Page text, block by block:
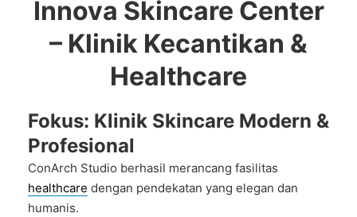
Innova Skincare Center
– Klinik Kecantikan &
Healthcare
Fokus: Klinik Skincare Modern &
Profesional
ConArch Studio berhasil merancang fasilitas
healthcare dengan pendekatan yang elegan dan
humanis.